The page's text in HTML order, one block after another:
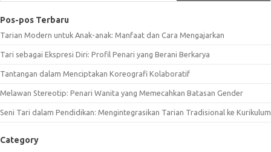
Pos-pos Terbaru
Tarian Modern untuk Anak-anak: Manfaat dan Cara Mengajarkan
Tari sebagai Ekspresi Diri: Profil Penari yang Berani Berkarya
Tantangan dalam Menciptakan Koreografi Kolaboratif
Melawan Stereotip: Penari Wanita yang Memecahkan Batasan Gender
Seni Tari dalam Pendidikan: Mengintegrasikan Tarian Tradisional ke Kurikulum
Category